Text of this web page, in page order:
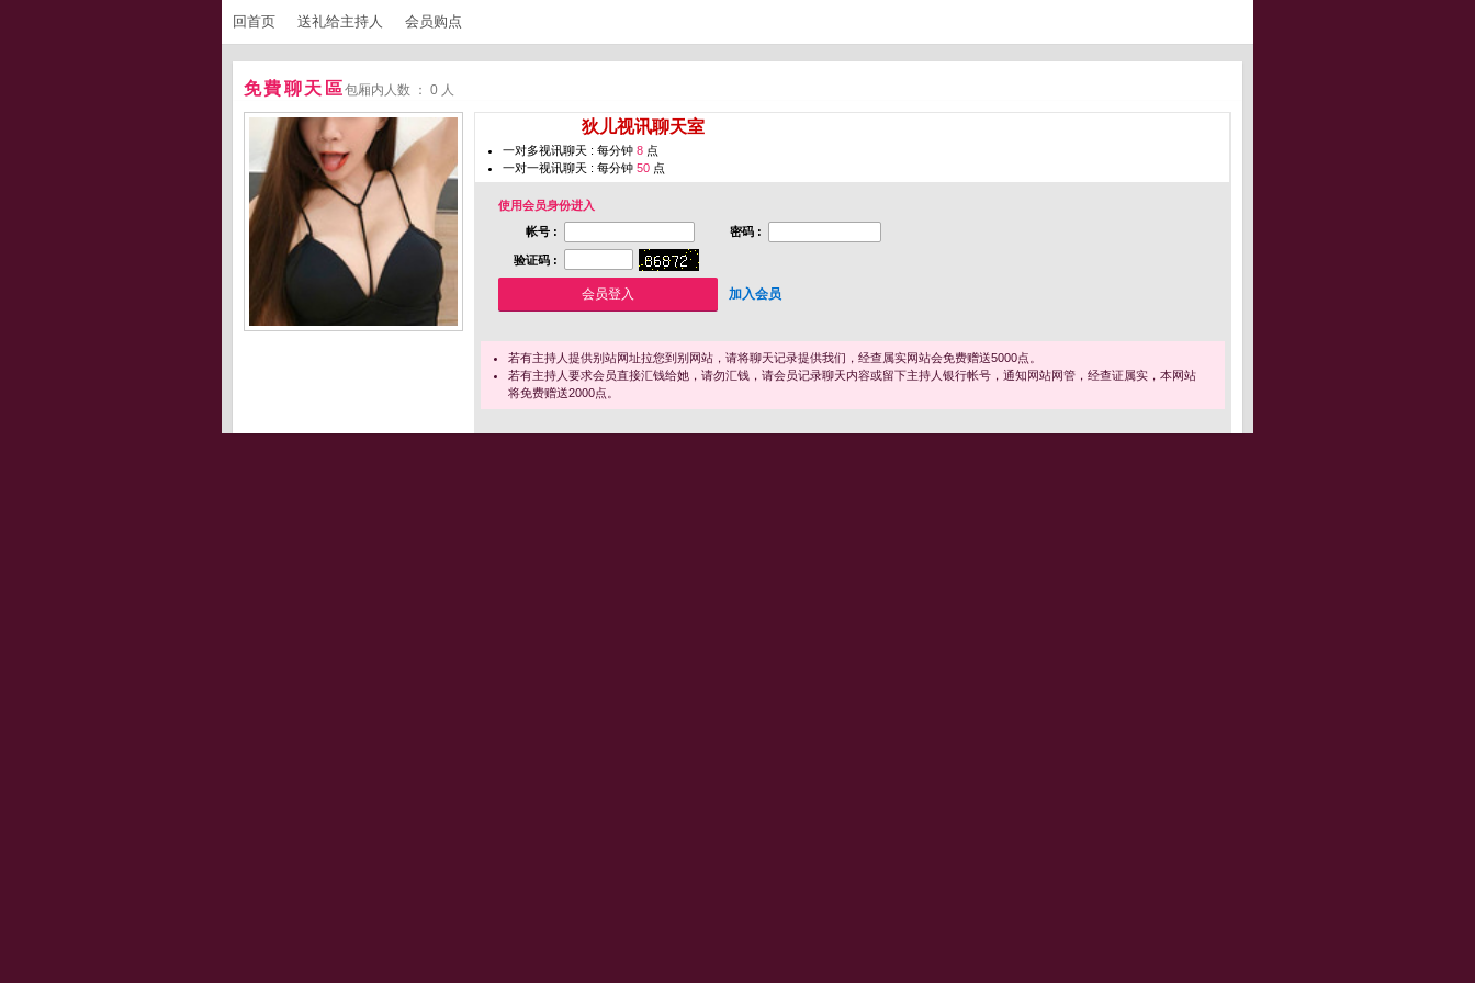
回首页 送礼给主持人 会员购点
免費聊天區包厢内人数 ： 0 人
狄儿视讯聊天室
一对多视讯聊天 : 每分钟 8 点
一对一视讯聊天 : 每分钟 50 点
使用会员身份进入
帐号 :
密码 :
验证码 :
加入会员
若有主持人提供别站网址拉您到别网站，请将聊天记录提供我们，经查属实网站会免费赠送5000点。
若有主持人要求会员直接汇钱给她，请勿汇钱，请会员记录聊天内容或留下主持人银行帐号，通知网站网管，经查证属实，本网站
将免费赠送2000点。